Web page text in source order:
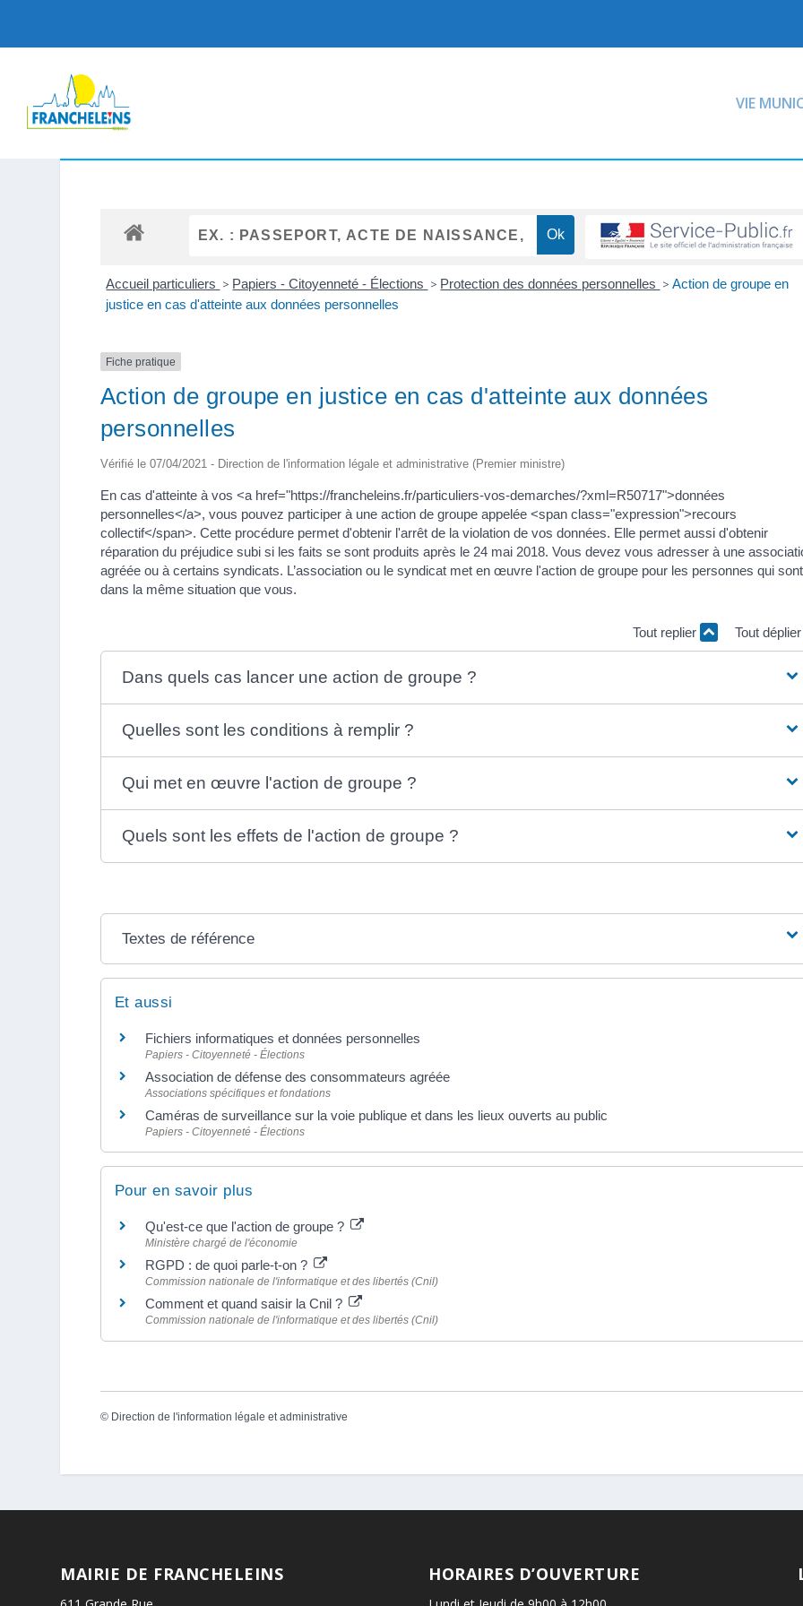
VIE
Accueil particuliers > Papiers - Citoyenneté - Élections > Protection des données personnelles > Action de groupe en
justice en cas d'atteinte aux données personnelles
Fiche pratique
Action de groupe en justice en cas d'atteinte aux données
personnelles
Vérifié le 07/04/2021 - Direction de l'information légale et administrative (Premier ministre)
En cas d'atteinte à vos <a href="https://francheleins.fr/particuliers-vos-demarches/?xml=R50717">données
personnelles</a>, vous pouvez participer à une action de groupe appelée <span class="expression">recours
collectif</span>. Cette procédure permet d'obtenir l'arrêt de la violation de vos données. Elle permet aussi d'obtenir
réparation du préjudice subi si les faits se sont produits après le 24 mai 2018. Vous devez vous adresser à une
agréée ou à certains syndicats. L’association ou le syndicat met en œuvre l'action de groupe pour les personnes qui sont
dans la même situation que vous.
Tout replier Tout déplier
Dans quels cas lancer une action de groupe ?
Quelles sont les conditions à remplir ?
Qui met en œuvre l'action de groupe ?
Quels sont les effets de l'action de groupe ?
Textes de référence
Et aussi
Fichiers informatiques et données personnelles
Papiers - Citoyenneté - Élections
Association de défense des consommateurs agréée
Associations spécifiques et fondations
Caméras de surveillance sur la voie publique et dans les lieux ouverts au public
Papiers - Citoyenneté - Élections
Pour en savoir plus
Qu'est-ce que l'action de groupe ?
Ministère chargé de l'économie
RGPD : de quoi parle-t-on ?
Commission nationale de l'informatique et des libertés (Cnil)
Comment et quand saisir la Cnil ?
Commission nationale de l'informatique et des libertés (Cnil)
© Direction de l'information légale et administrative
MAIRIE DE FRANCHELEINS HORAIRES D’OUVERTURE